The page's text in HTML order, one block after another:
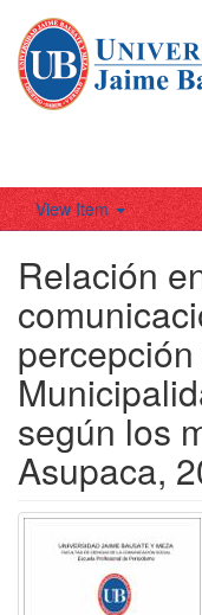
View Item
Relación
según los
Asupaca,